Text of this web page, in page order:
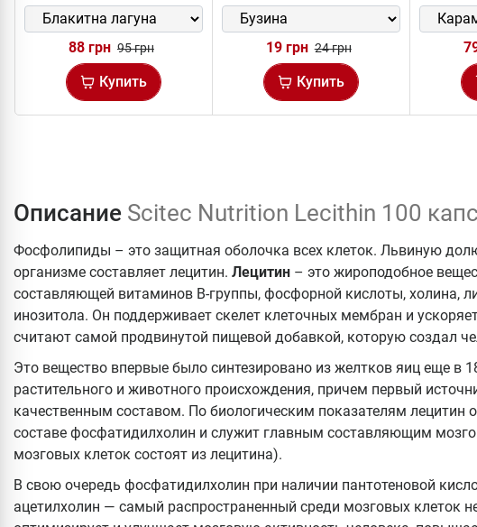
88 грн 95 грн
Купить
19 грн 24 грн
Купить
Описание Scitec Nutrition Lecithin 100 капс
Фосфолипиды – это защитная оболочка всех клеток. Львиную
организме составляет лецитин. Лецитин – это жироподобное
составляющей витаминов В-группы, фосфорной кислоты, холина,
инозитола. Он поддерживает скелет клеточных мембран и
считают самой продвинутой пищевой добавкой, которую создал
Это вещество впервые было синтезировано из желтков яиц еще в
растительного и животного происхождения, причем первый
качественным составом. По биологическим показателям лецитин
составе фосфатидилхолин и служит главным составляющим
мозговых клеток состоят из лецитина).
В свою очередь фосфатидилхолин при наличии пантотеновой
ацетилхолин — самый распространенный среди мозговых клеток